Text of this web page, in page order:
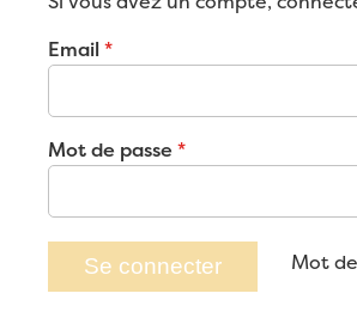
Email
Mot de passe
Se connecter Mot